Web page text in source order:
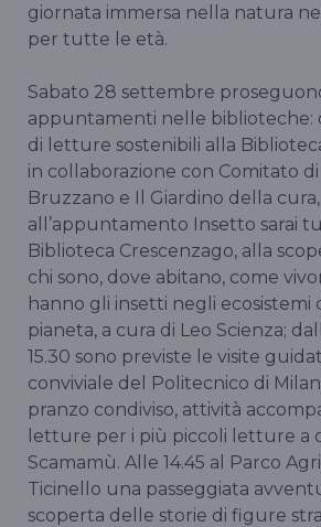
giornata immersa nella natura
per tutte le età.
Sabato 28 settembre
appuntamenti nelle biblioteche:
di letture sostenibili alla
in collaborazione con Comitato
Bruzzano e Il Giardino della cura,
all’appuntamento Insetto sarai
Biblioteca Crescenzago, alla
chi sono, dove abitano, come
hanno gli insetti negli ecosistemi
pianeta, a cura di Leo Scienza;
15.30 sono previste le visite
conviviale del Politecnico di
pranzo condiviso, attività
letture per i più piccoli letture a
Scamamù. Alle 14.45 al Parco
Ticinello una passeggiata
scoperta delle storie di figure